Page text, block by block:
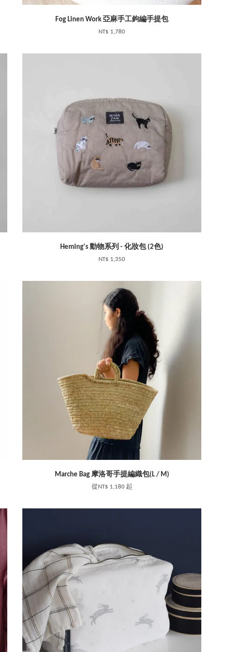
Fog Linen Work 亞麻手工鉤編手提包
NT$ 1,780
Heming's 動物系列 - 化妝包 (2色)
NT$ 1,350
Marche Bag 摩洛哥手提編織包(L / M)
從NT$ 1,180 起